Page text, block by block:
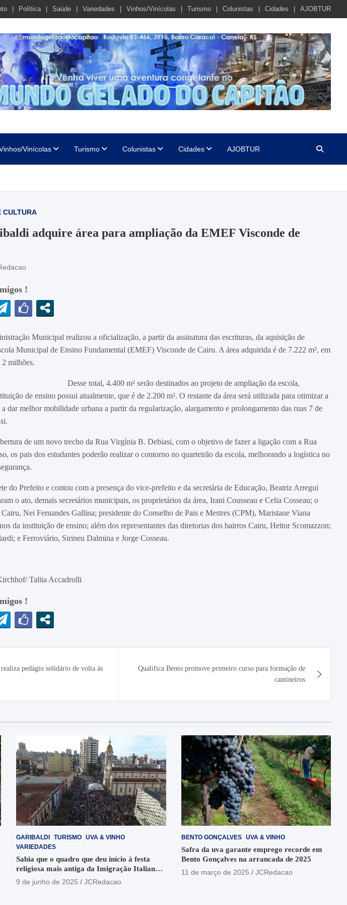
Política Saúde Variedades Vinhos/Vinícolas Turismo Colunistas Cidades AJOBTUR
Vinícolas Turismo Colunistas Cidades AJOBTUR
CULTURA
adquire área para ampliação da EMEF Visconde de
!
Municipal realizou a oficialização, a partir da assinatura das escrituras, da aquisição de
Municipal de Ensino Fundamental (EMEF) Visconde de Cairu. A área adquirida é de 7.222 m², em
milhões.
Desse total, 4.400 m² serão destinados ao projeto de ampliação da escola,
de ensino possui atualmente, que é de 2.200 m². O restante da área será utilizada para otimizar a
dar melhor mobilidade urbana a partir da regularização, alargamento e prolongamento das ruas 7 de
de um novo trecho da Rua Virgínia B. Debiasi, com o objetivo de fazer a ligação com a Rua
os pais dos estudantes poderão realizar o contorno no quarteirão da escola, melhorando a logística no
do Prefeito e contou com a presença do vice-prefeito e da secretária de Educação, Beatriz Arregui
o ato, demais secretários municipais, os proprietários da área, Irani Cousseau e Celia Cosseau; o
Nei Fernandes Gallina; presidente do Conselho de Pais e Mestres (CPM), Maristane Viana
da instituição de ensino; além dos representantes das diretorias dos bairros Cairu, Heitor Scomazzon;
e Ferroviário, Sirineu Dalmina e Jorge Cosseau.
Talita Accadrolli
!
pedágio solidário de volta às
Qualifica Bento promove primeiro curso para formação de
cantineiros
GARIBALDI TURISMO UVA & VINHO
VARIEDADES
Sabia que o quadro que deu início à festa
religiosa mais antiga da Imigração Italiana
está no Santuário Santo Antônio
9 de junho de 2025 JCRedacao
BENTO GONÇALVES UVA & VINHO
Safra da uva garante emprego recorde em
Bento Gonçalves na arrancada de 2025
11 de março de 2025
JCRedacao